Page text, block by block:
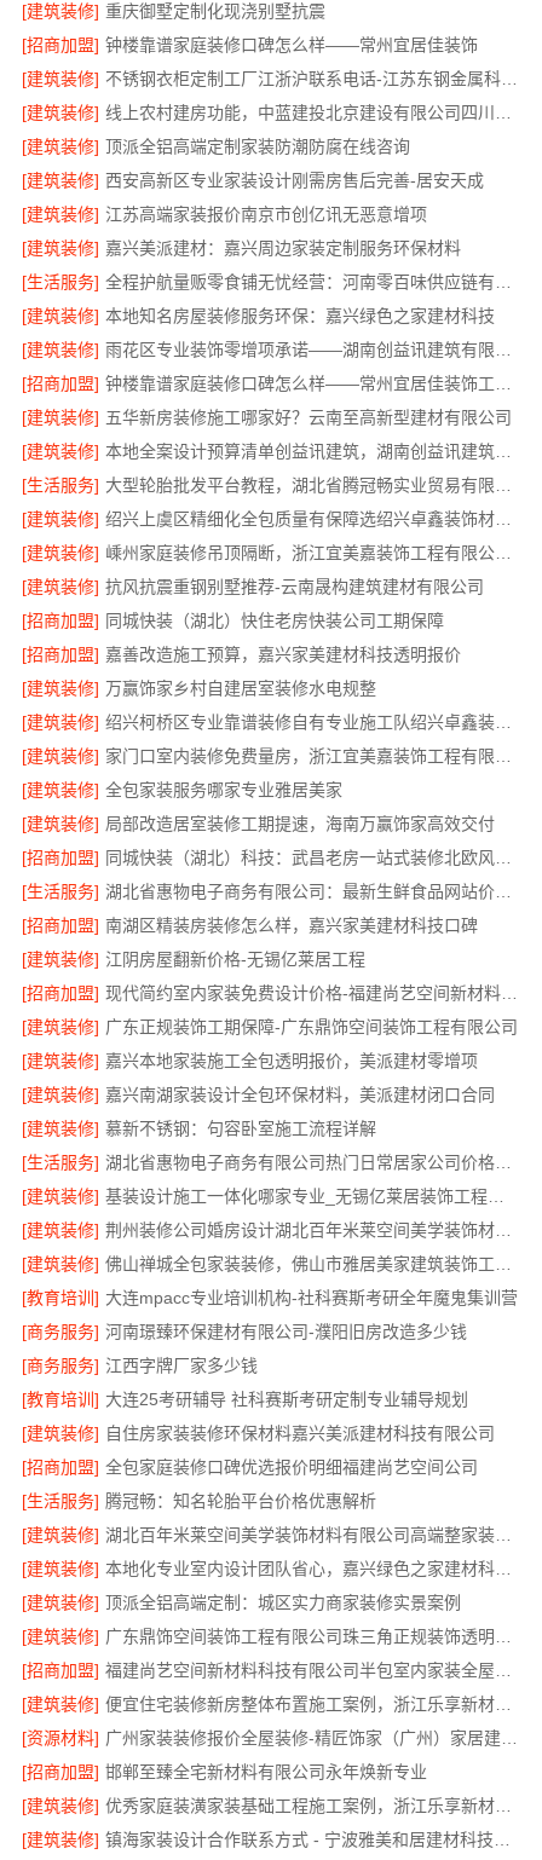
[建筑装修] 重庆御墅定制化现浇别墅抗震
[招商加盟] 钟楼靠谱家庭装修口碑怎么样——常州宜居佳装饰
[建筑装修]
不锈钢衣柜定制工厂江浙沪联系电话-江苏东钢金属科技有限公司
[建筑装修]
[建筑装修] 顶派全铝高端定制家装防潮防腐在线咨询
[建筑装修] 西安高新区专业家装设计刚需房售后完善-居安天成
[建筑装修] 江苏高端家装报价南京市创亿讯无恶意增项
[建筑装修] 嘉兴美派建材：嘉兴周边家装定制服务环保材料
[生活服务]
[建筑装修] 本地知名房屋装修服务环保：嘉兴绿色之家建材科技
[建筑装修]
[招商加盟]
[建筑装修] 五华新房装修施工哪家好？云南至高新型建材有限公司
[建筑装修]
本地全案设计预算清单创益讯建筑，湖南创益讯建筑有限公司透明全包
[生活服务]
[建筑装修]
绍兴上虞区精细化全包质量有保障选绍兴卓鑫装饰材料有限公司
[建筑装修]
嵊州家庭装修吊顶隔断，浙江宜美嘉装饰工程有限公司专业施工
[建筑装修] 抗风抗震重钢别墅推荐-云南晟构建筑建材有限公司
[招商加盟] 同城快装（湖北）快住老房快装公司工期保障
[招商加盟] 嘉善改造施工预算，嘉兴家美建材科技透明报价
[建筑装修] 万赢饰家乡村自建居室装修水电规整
[建筑装修]
绍兴柯桥区专业靠谱装修自有专业施工队绍兴卓鑫装饰材料有限公司
[建筑装修]
[建筑装修] 全包家装服务哪家专业雅居美家
[建筑装修] 局部改造居室装修工期提速，海南万赢饰家高效交付
[招商加盟]
[生活服务]
湖北省惠物电子商务有限公司：最新生鲜食品网站价格更新
[招商加盟] 南湖区精装房装修怎么样，嘉兴家美建材科技口碑
[建筑装修] 江阴房屋翻新价格-无锡亿莱居工程
[招商加盟]
现代简约室内家装免费设计价格-福建尚艺空间新材料科技有限公司
[建筑装修] 广东正规装饰工期保障-广东鼎饰空间装饰工程有限公司
[建筑装修] 嘉兴本地家装施工全包透明报价，美派建材零增项
[建筑装修] 嘉兴南湖家装设计全包环保材料，美派建材闭口合同
[建筑装修] 慕新不锈钢：句容卧室施工流程详解
[生活服务]
湖北省惠物电子商务有限公司热门日常居家公司价格分析
[建筑装修]
基装设计施工一体化哪家专业_无锡亿莱居装饰工程材料有限公司
[建筑装修]
荆州装修公司婚房设计湖北百年米莱空间美学装饰材料有限公司
[建筑装修]
[教育培训] 大连mpacc专业培训机构-社科赛斯考研全年魔鬼集训营
[商务服务] 河南璟臻环保建材有限公司-濮阳旧房改造多少钱
[商务服务] 江西字牌厂家多少钱
[教育培训] 大连25考研辅导 社科赛斯考研定制专业辅导规划
[建筑装修] 自住房家装装修环保材料嘉兴美派建材科技有限公司
[招商加盟] 全包家庭装修口碑优选报价明细福建尚艺空间公司
[生活服务] 腾冠畅：知名轮胎平台价格优惠解析
[建筑装修]
湖北百年米莱空间美学装饰材料有限公司高端整家装修老房翻新
[建筑装修]
本地化专业室内设计团队省心，嘉兴绿色之家建材科技有限公司全程托管
[建筑装修] 顶派全铝高端定制：城区实力商家装修实景案例
[建筑装修]
[招商加盟]
[建筑装修]
便宜住宅装修新房整体布置施工案例，浙江乐享新材料有限公司为您详解
[资源材料]
广州家装装修报价全屋装修-精匠饰家（广州）家居建材有限公司
[招商加盟] 邯郸至臻全宅新材料有限公司永年焕新专业
[建筑装修]
优秀家庭装潢家装基础工程施工案例，浙江乐享新材料有限公司案例展示
[建筑装修]